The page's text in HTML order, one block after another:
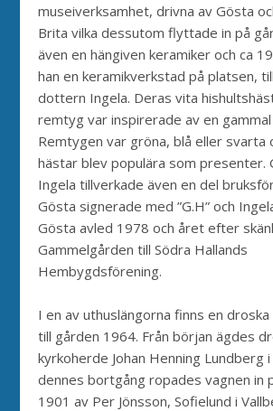
museiverksamhet, drivna av Gösta
Brita vilka dessutom flyttade in på
även en hängiven keramiker och ca
han en keramikverkstad på platsen,
dottern Ingela. Deras vita
remtyg var inspirerade av en
Remtygen var gröna, blå eller svarta
hästar blev populära som presenter.
Ingela tillverkade även en del
Gösta signerade med ”G.H” och
Gösta avled 1978 och året efter
Gammelgården till Södra Hallands
Hembygdsförening.
I en av uthuslängorna finns en
till gården 1964. Från början ägdes
kyrkoherde Johan Henning Lundberg
dennes bortgång ropades vagnen in
1901 av Per Jönsson, Sofielund i